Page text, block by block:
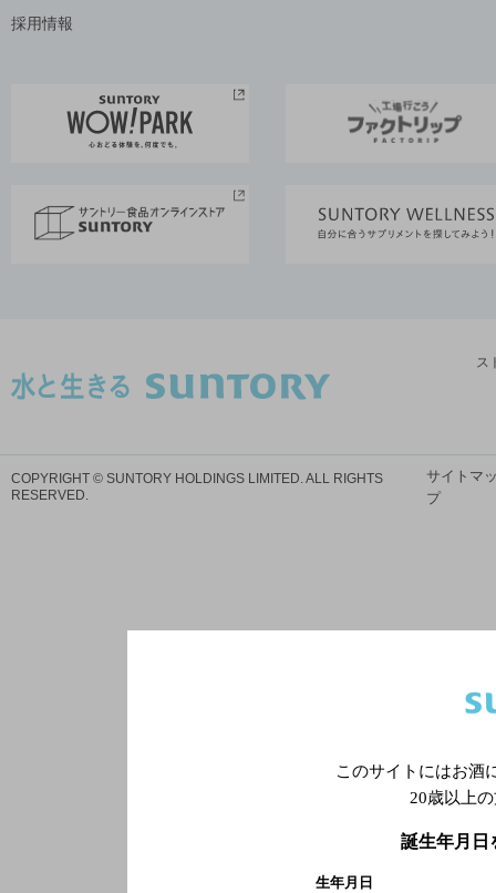
採用情報
ス
COPYRIGHT © SUNTORY HOLDINGS LIMITED.ALL RIGHTS
RESERVED.
サイトマ
プ
このサイトにはお酒
20歳以上
誕生年月日
生年月日